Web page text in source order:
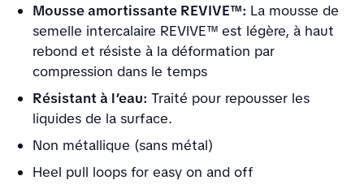
Mousse amortissante REVIVE™: La mousse de
semelle intercalaire REVIVE™ est légère, à haut
rebond et résiste à la déformation par
compression dans le temps
Résistant à l’eau: Traité pour repousser les
liquides de la surface.
Non métallique (sans métal)
Heel pull loops for easy on and off